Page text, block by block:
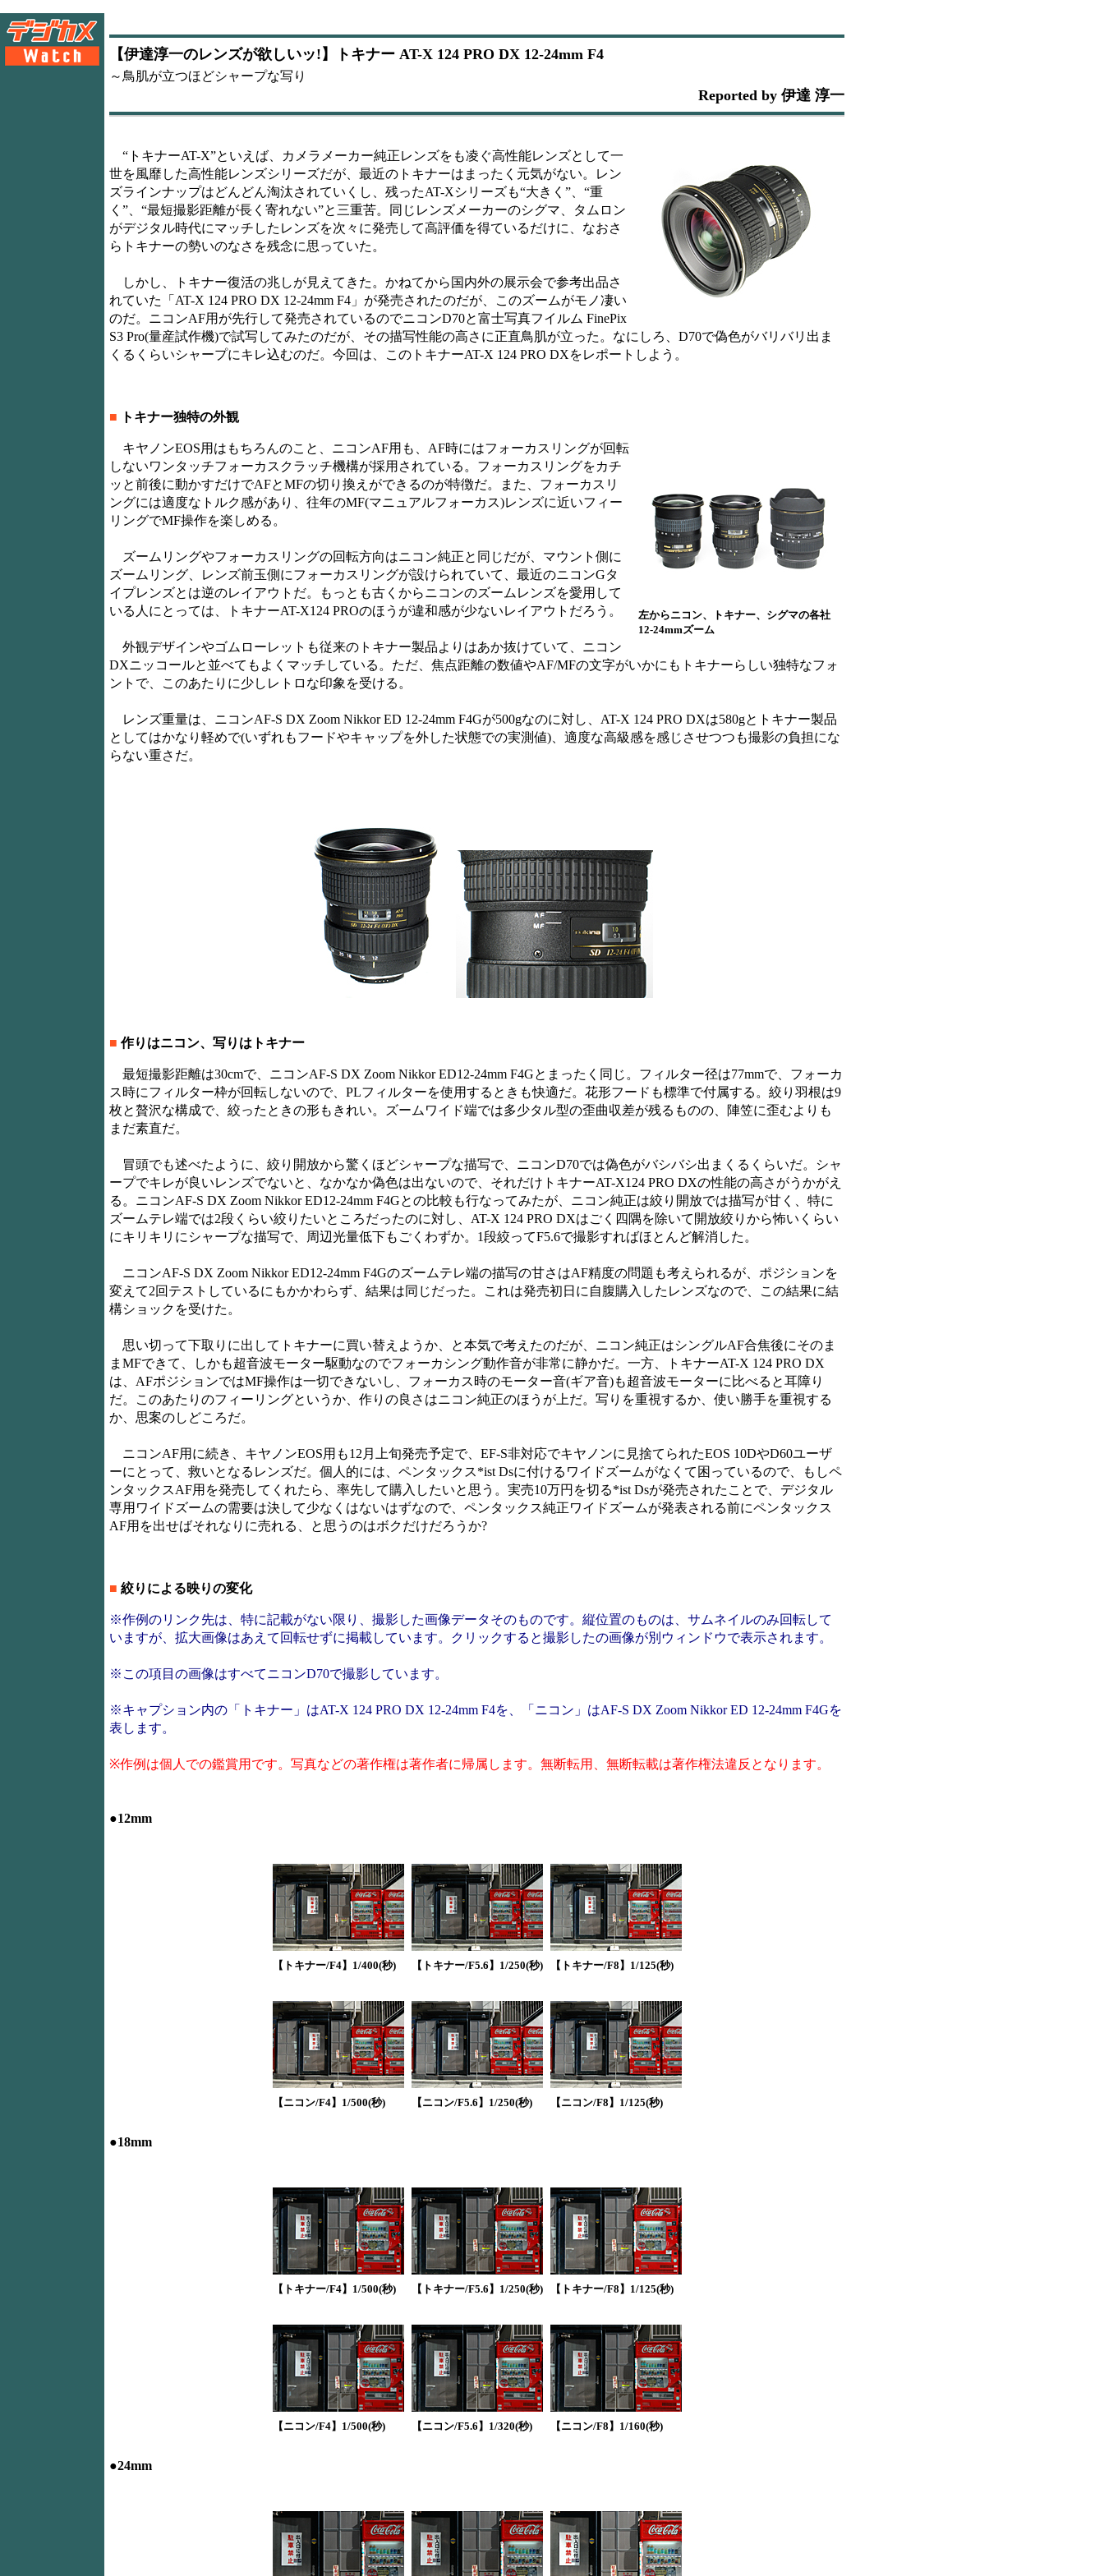
【伊達淳一のレンズが欲しいッ!】トキナー AT-X 124 PRO DX 12-24mm F4
～鳥肌が立つほどシャープな写り
Reported by 伊達 淳一
“トキナーAT-X”といえば、カメラメーカー純正レンズをも凌ぐ高性能レンズとして一
世を風靡した高性能レンズシリーズだが、最近のトキナーはまったく元気がない。レン
ズラインナップはどんどん淘汰されていくし、残ったAT-Xシリーズも“大きく”、“重
く”、“最短撮影距離が長く寄れない”と三重苦。同じレンズメーカーのシグマ、タムロン
がデジタル時代にマッチしたレンズを次々に発売して高評価を得ているだけに、なおさ
らトキナーの勢いのなさを残念に思っていた。
しかし、トキナー復活の兆しが見えてきた。かねてから国内外の展示会で参考出品さ
れていた「AT-X 124 PRO DX 12-24mm F4」が発売されたのだが、このズームがモノ凄い
のだ。ニコンAF用が先行して発売されているのでニコンD70と富士写真フイルム FinePix
S3 Pro(量産試作機)で試写してみたのだが、その描写性能の高さに正直鳥肌が立った。なにしろ、D70で偽色がバリバリ出ま
くるくらいシャープにキレ込むのだ。今回は、このトキナーAT-X 124 PRO DXをレポートしよう。
■ トキナー独特の外観
左からニコン、トキナー、シグマの各社
12-24mmズーム
キヤノンEOS用はもちろんのこと、ニコンAF用も、AF時にはフォーカスリングが回転
しないワンタッチフォーカスクラッチ機構が採用されている。フォーカスリングをカチ
ッと前後に動かすだけでAFとMFの切り換えができるのが特徴だ。また、フォーカスリ
ングには適度なトルク感があり、往年のMF(マニュアルフォーカス)レンズに近いフィー
リングでMF操作を楽しめる。
ズームリングやフォーカスリングの回転方向はニコン純正と同じだが、マウント側に
ズームリング、レンズ前玉側にフォーカスリングが設けられていて、最近のニコンGタ
イプレンズとは逆のレイアウトだ。もっとも古くからニコンのズームレンズを愛用して
いる人にとっては、トキナーAT-X124 PROのほうが違和感が少ないレイアウトだろう。
外観デザインやゴムローレットも従来のトキナー製品よりはあか抜けていて、ニコン
DXニッコールと並べてもよくマッチしている。ただ、焦点距離の数値やAF/MFの文字がいかにもトキナーらしい独特なフォ
ントで、このあたりに少しレトロな印象を受ける。
レンズ重量は、ニコンAF-S DX Zoom Nikkor ED 12-24mm F4Gが500gなのに対し、AT-X 124 PRO DXは580gとトキナー製品
としてはかなり軽めで(いずれもフードやキャップを外した状態での実測値)、適度な高級感を感じさせつつも撮影の負担にな
らない重さだ。
■ 作りはニコン、写りはトキナー
最短撮影距離は30cmで、ニコンAF-S DX Zoom Nikkor ED12-24mm F4Gとまったく同じ。フィルター径は77mmで、フォーカ
ス時にフィルター枠が回転しないので、PLフィルターを使用するときも快適だ。花形フードも標準で付属する。絞り羽根は9
枚と贅沢な構成で、絞ったときの形もきれい。ズームワイド端では多少タル型の歪曲収差が残るものの、陣笠に歪むよりも
まだ素直だ。
冒頭でも述べたように、絞り開放から驚くほどシャープな描写で、ニコンD70では偽色がバシバシ出まくるくらいだ。シャ
ープでキレが良いレンズでないと、なかなか偽色は出ないので、それだけトキナーAT-X124 PRO DXの性能の高さがうかがえ
る。ニコンAF-S DX Zoom Nikkor ED12-24mm F4Gとの比較も行なってみたが、ニコン純正は絞り開放では描写が甘く、特に
ズームテレ端では2段くらい絞りたいところだったのに対し、AT-X 124 PRO DXはごく四隅を除いて開放絞りから怖いくらい
にキリキリにシャープな描写で、周辺光量低下もごくわずか。1段絞ってF5.6で撮影すればほとんど解消した。
ニコンAF-S DX Zoom Nikkor ED12-24mm F4Gのズームテレ端の描写の甘さはAF精度の問題も考えられるが、ポジションを
変えて2回テストしているにもかかわらず、結果は同じだった。これは発売初日に自腹購入したレンズなので、この結果に結
構ショックを受けた。
思い切って下取りに出してトキナーに買い替えようか、と本気で考えたのだが、ニコン純正はシングルAF合焦後にそのま
まMFできて、しかも超音波モーター駆動なのでフォーカシング動作音が非常に静かだ。一方、トキナーAT-X 124 PRO DX
は、AFポジションではMF操作は一切できないし、フォーカス時のモーター音(ギア音)も超音波モーターに比べると耳障り
だ。このあたりのフィーリングというか、作りの良さはニコン純正のほうが上だ。写りを重視するか、使い勝手を重視する
か、思案のしどころだ。
ニコンAF用に続き、キヤノンEOS用も12月上旬発売予定で、EF-S非対応でキヤノンに見捨てられたEOS 10DやD60ユーザ
ーにとって、救いとなるレンズだ。個人的には、ペンタックス*ist Dsに付けるワイドズームがなくて困っているので、もしペ
ンタックスAF用を発売してくれたら、率先して購入したいと思う。実売10万円を切る*ist Dsが発売されたことで、デジタル
専用ワイドズームの需要は決して少なくはないはずなので、ペンタックス純正ワイドズームが発表される前にペンタックス
AF用を出せばそれなりに売れる、と思うのはボクだけだろうか?
■ 絞りによる映りの変化
※作例のリンク先は、特に記載がない限り、撮影した画像データそのものです。縦位置のものは、サムネイルのみ回転して
いますが、拡大画像はあえて回転せずに掲載しています。クリックすると撮影したの画像が別ウィンドウで表示されます。
※この項目の画像はすべてニコンD70で撮影しています。
※キャプション内の「トキナー」はAT-X 124 PRO DX 12-24mm F4を、「ニコン」はAF-S DX Zoom Nikkor ED 12-24mm F4Gを
表します。
※作例は個人での鑑賞用です。写真などの著作権は著作者に帰属します。無断転用、無断転載は著作権法違反となります。
●12mm
【トキナー/F4】1/400(秒) 【トキナー/F5.6】1/250(秒) 【トキナー/F8】1/125(秒)
【ニコン/F4】1/500(秒) 【ニコン/F5.6】1/250(秒) 【ニコン/F8】1/125(秒)
●18mm
【トキナー/F4】1/500(秒) 【トキナー/F5.6】1/250(秒) 【トキナー/F8】1/125(秒)
【ニコン/F4】1/500(秒) 【ニコン/F5.6】1/320(秒) 【ニコン/F8】1/160(秒)
●24mm